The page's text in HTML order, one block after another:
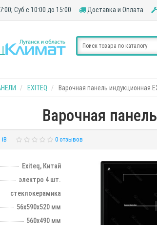
Суб с 10:00 до 15:00 Доставка и Оплата
EXITEQ Варочная панель индукционная
Варочная
iB 0 отзывов
Exiteq, Китай
электро 4 шт.
стеклокерамика
56х590х520 мм
560х490 мм